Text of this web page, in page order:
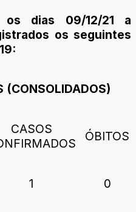
os dias 09/12/21 a
os seguintes
(CONSOLIDADOS)
CASOS
ÓBITOS
1 0